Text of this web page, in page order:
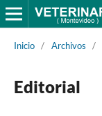
Inicio / Archivos /
Editorial